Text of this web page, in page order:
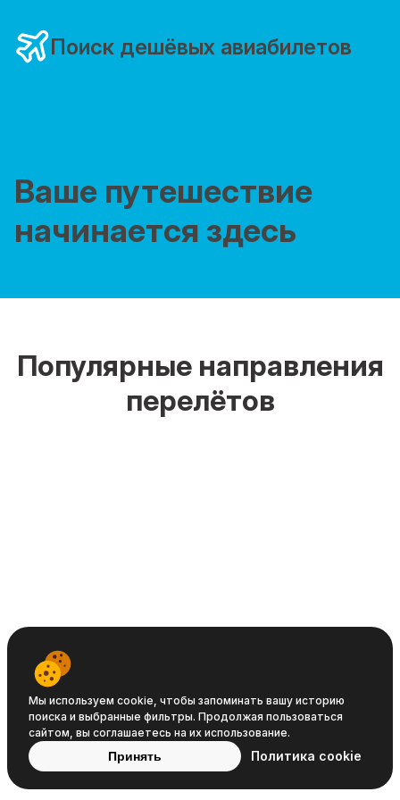
Поиск дешёвых авиабилетов
Ваше путешествие
начинается здесь
Популярные направления
перелётов
Условия
обслуживания
Политика
конфиденциальности
Политика
cookie
Мы используем cookie, чтобы запоминать вашу историю
поиска и выбранные фильтры. Продолжая пользоваться
сайтом, вы соглашаетесь на их использование.
Принять Политика cookie